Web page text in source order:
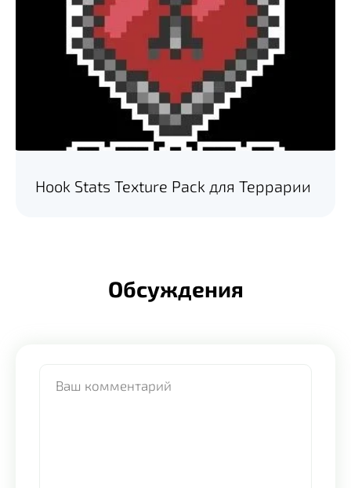
Hook Stats Texture Pack для Террарии
Обсуждения